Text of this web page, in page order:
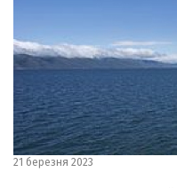
21 березня 2023